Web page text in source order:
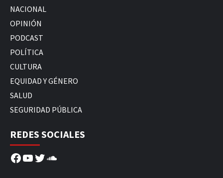
NACIONAL
OPINIÓN
PODCAST
POLÍTICA
CULTURA
EQUIDAD Y GÉNERO
SALUD
SEGURIDAD PÚBLICA
REDES SOCIALES
Facebook
YouTube
Twitter
SoundCloud